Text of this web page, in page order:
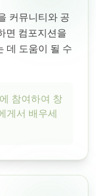
커뮤니티와 공
면 컴포지션을
데 도움이 될 수
참여하여 창
게서 배우세